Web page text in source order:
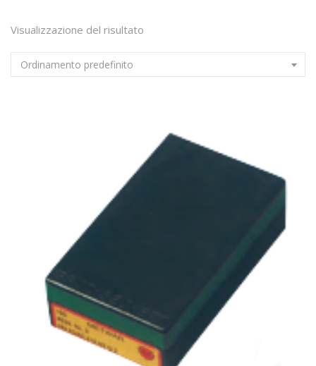
Visualizzazione del risultato
Ordinamento predefinito